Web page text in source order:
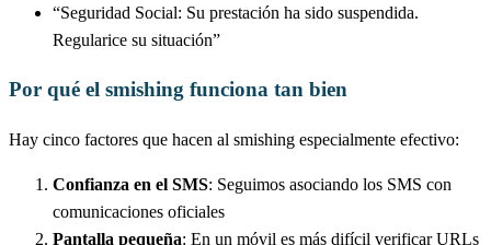
“Seguridad Social: Su prestación ha sido suspendida.
Regularice su situación”
Por qué el smishing funciona tan bien
Hay cinco factores que hacen al smishing especialmente efectivo:
Confianza en el SMS: Seguimos asociando los SMS con
comunicaciones oficiales
Pantalla pequeña: En un móvil es más difícil verificar URLs